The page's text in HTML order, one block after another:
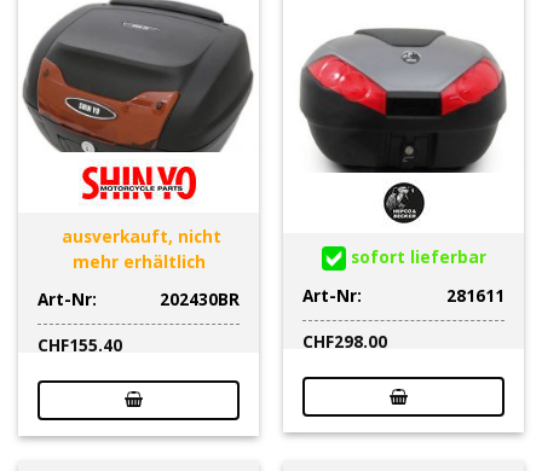
ausverkauft, nicht
mehr erhältlich
Art-Nr:
202430BR
CHF155.40
sofort lieferbar
Art-Nr:
281611
CHF298.00